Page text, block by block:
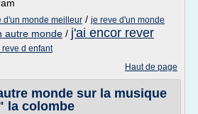
d'un monde meilleur / je reve d'un monde
autre monde / j'ai encor rever
d enfant
Haut de page
monde sur la musique
la colombe